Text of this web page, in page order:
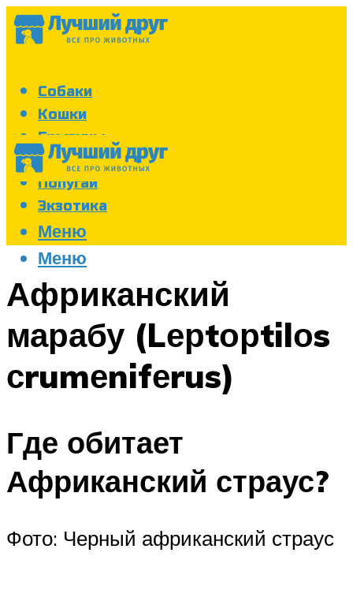
Собаки
Кошки
Грызуны
Аквариум
Попугаи
Экзотика
Меню
Меню
Африканский
марабу (Lерtорtilоs
сrumеnifеrus)
Где обитает
Африканский страус?
Фото: Черный африканский страус